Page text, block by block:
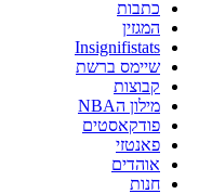
כתבות
המגזין
Insignifistats
שיימס ברשת
קבוצות
מילון הNBA
פודקאסטים
פאנטזי
אוהדים
חנות